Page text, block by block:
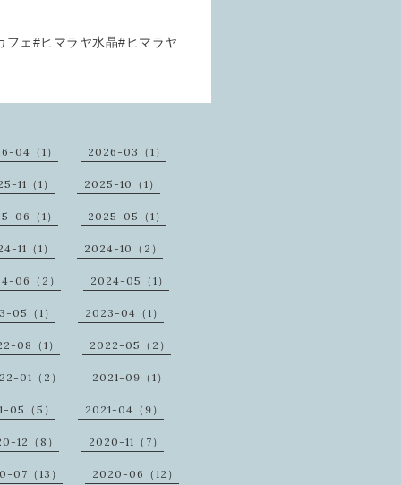
ェ#ヒマラヤ水晶#ヒマラヤ
04（1） 2026-03（1）
11（1） 2025-10（1）
06（1） 2025-05（1）
11（1） 2024-10（2）
06（2） 2024-05（1）
05（1） 2023-04（1）
08（1） 2022-05（2）
01（2） 2021-09（1）
05（5） 2021-04（9）
12（8） 2020-11（7）
07（13） 2020-06（12）